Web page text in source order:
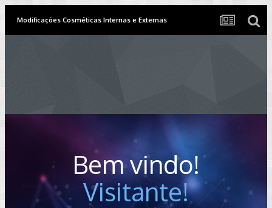
Modificações Cosméticas Internas e Externas
Bem vindo!
Visitante!